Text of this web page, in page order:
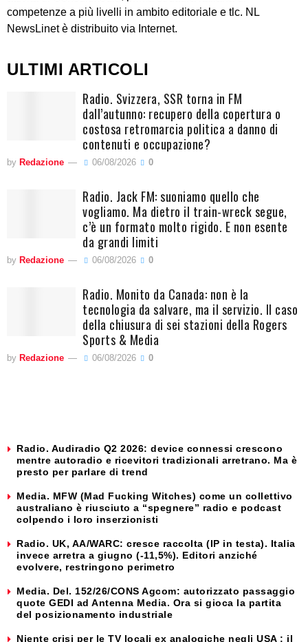
competenze a più livelli in ambito editoriale e tlc. NL
NewsLinet è distribuito via Internet.
ULTIMI ARTICOLI
Radio. Svizzera, SSR torna in FM
dall’autunno: recupero della copertura o
costosa retromarcia politica a danno di
contenuti e occupazione?
by Redazione 06/08/2026 0
Radio. Jack FM: suoniamo quello che
vogliamo. Ma dietro il train-wreck segue,
c’è un formato molto rigido. E non esente
da grandi limiti
by Redazione 06/08/2026 0
Radio. Monito da Canada: non è la
tecnologia da salvare, ma il servizio. Il caso
della chiusura di sei stazioni della Rogers
Sports & Media
by Redazione 06/08/2026 0
Radio. Audiradio Q2 2026: device connessi crescono
mentre autoradio e ricevitori tradizionali arretrano. Ma è
presto per parlare di trend
Media. MFW (Mad Fucking Witches) come un collettivo
australiano è riusciuto a “spegnere” radio e podcast
colpendo i loro inserzionisti
Radio. UK, AA/WARC: cresce raccolta (IP in testa). Italia
invece arretra a giugno (-11,5%). Editori anziché
evolvere, restringono perimetro
Media. Del. 152/26/CONS Agcom: autorizzato passaggio
quote GEDI ad Antenna Media. Ora si gioca la partita
del posizionamento industriale
Niente crisi per le TV locali ex analogiche negli USA : il